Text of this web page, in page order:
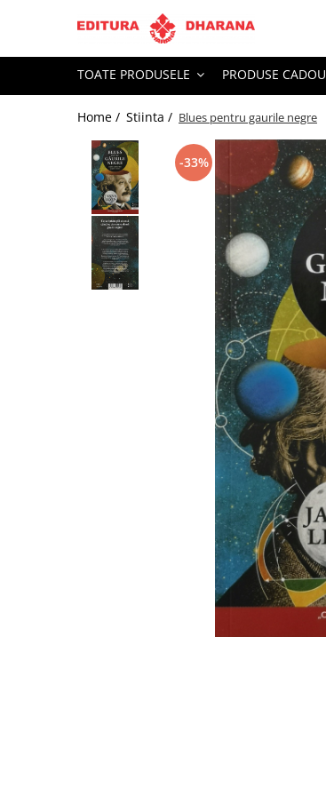
Toate Produsele
CARTI EDITURA DHARANA
OFERTE LA PACHET
Carti cu AUTOGRAF
Dezvoltare personala
TOATE PRODUSELE PRODUSE CADOU
Home / Stiinta / Blues pentru gaurile negre
-33%